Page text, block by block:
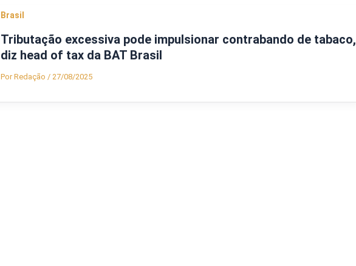
Brasil
Tributação excessiva pode impulsionar contrabando de tabaco,
diz head of tax da BAT Brasil
PorRedação / 27/08/2025